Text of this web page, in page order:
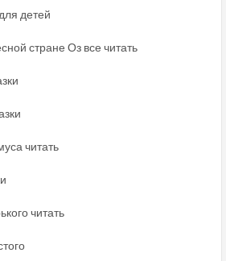
детей
стране Оз все читать
читать
читать